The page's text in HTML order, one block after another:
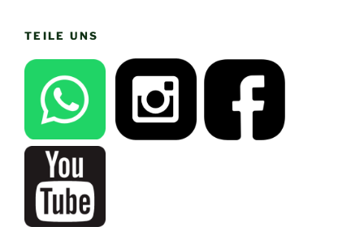
TEILE UNS